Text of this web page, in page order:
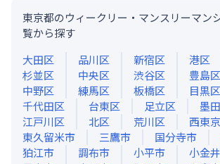
東京都のウィークリー・マンスリーマン
覧から探す
大田区
品川区 新宿区 港区
杉並区
中央区 渋谷区 豊島区
中野区
練馬区 板橋区 目黒区
千代田区
台東区 足立区 墨
江戸川区
北区 荒川区
西東
東久留米市
三鷹市 国分寺市
狛江市
調布市 小平市 小金